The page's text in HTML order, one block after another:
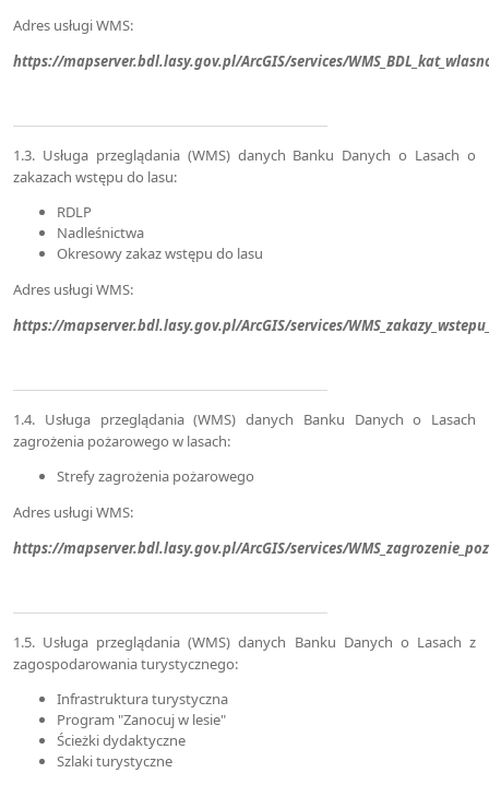
Adres usługi WMS:
https://mapserver.bdl.lasy.gov.pl/ArcGIS/services/
1.3. Usługa przeglądania (WMS) danych Banku Danych o Lasach o
zakazach wstępu do lasu:
RDLP
Nadleśnictwa
Okresowy zakaz wstępu do lasu
Adres usługi WMS:
https://mapserver.bdl.lasy.gov.pl/ArcGIS/services/
1.4. Usługa przeglądania (WMS) danych Banku Danych o Lasach
zagrożenia pożarowego w lasach:
Strefy zagrożenia pożarowego
Adres usługi WMS:
https://mapserver.bdl.lasy.gov.pl/ArcGIS/services/
1.5. Usługa przeglądania (WMS) danych Banku Danych o Lasach z
zagospodarowania turystycznego:
Infrastruktura turystyczna
Program "Zanocuj w lesie"
Ścieżki dydaktyczne
Szlaki turystyczne